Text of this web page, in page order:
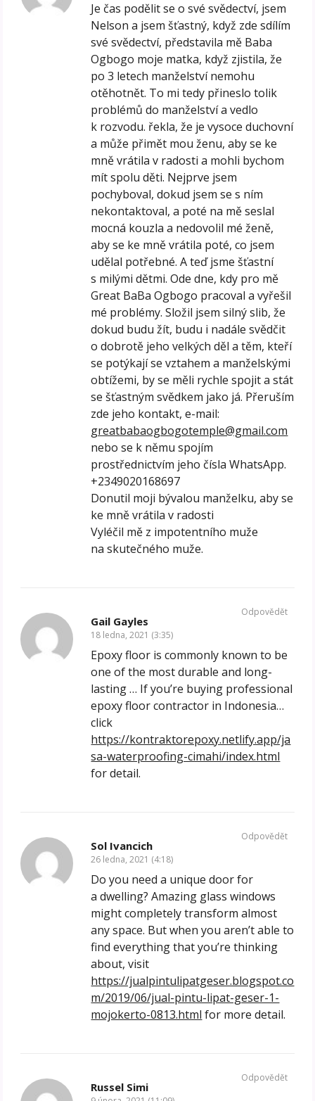
Je čas podělit se o své svědectví, jsem
Nelson a jsem šťastný, když zde sdílím
své svědectví, představila mě Baba
Ogbogo moje matka, když zjistila, že
po 3 letech manželství nemohu
otěhotnět. To mi tedy přineslo tolik
problémů do manželství a vedlo
k rozvodu. řekla, že je vysoce duchovní
a může přimět mou ženu, aby se ke
mně vrátila v radosti a mohli bychom
mít spolu děti. Nejprve jsem
pochyboval, dokud jsem se s ním
nekontaktoval, a poté na mě seslal
mocná kouzla a nedovolil mé ženě,
aby se ke mně vrátila poté, co jsem
udělal potřebné. A teď jsme šťastní
s milými dětmi. Ode dne, kdy pro mě
Great BaBa Ogbogo pracoval a vyřešil
mé problémy. Složil jsem silný slib, že
dokud budu žít, budu i nadále svědčit
o dobrotě jeho velkých děl a těm, kteří
se potýkají se vztahem a manželskými
obtížemi, by se měli rychle spojit a stát
se šťastným svědkem jako já. Přeruším
zde jeho kontakt, e-mail:
greatbabaogbogotemple@gmail.com
nebo se k němu spojím
prostřednictvím jeho čísla WhatsApp.
+2349020168697
Donutil moji bývalou manželku, aby se
ke mně vrátila v radosti
Vyléčil mě z impotentního muže
na skutečného muže.
Gail Gayles
18 ledna, 2021 (3:35)
Epoxy floor is commonly known to be
one of the most durable and long-
lasting … If you’re buying professional
epoxy floor contractor in Indonesia…
click
https://kontraktorepoxy.netlify.app/ja
sa-waterproofing-cimahi/index.html
for detail.
Odpovědět
Sol Ivancich
26 ledna, 2021 (4:18)
Do you need a unique door for
a dwelling? Amazing glass windows
might completely transform almost
any space. But when you aren’t able to
find everything that you’re thinking
about, visit
https://jualpintulipatgeser.blogspot.co
m/2019/06/jual-pintu-lipat-geser-1-
mojokerto-0813.html for more detail.
Odpovědět
Russel Simi
Odpovědět